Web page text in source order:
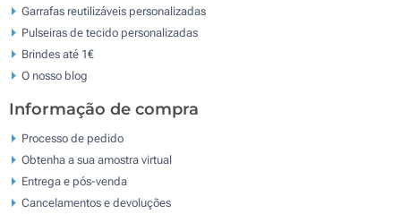
Garrafas reutilizáveis personalizadas
Pulseiras de tecido personalizadas
Brindes até 1€
O nosso blog
Informação de compra
Processo de pedido
Obtenha a sua amostra virtual
Entrega e pós-venda
Cancelamentos e devoluções